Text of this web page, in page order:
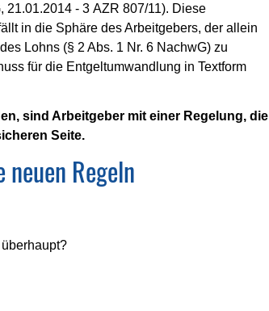
21.01.2014 - 3 AZR 807/11). Diese
in die Sphäre des Arbeitgebers, der allein
Lohns (§ 2 Abs. 1 Nr. 6 NachwG) zu
für die Entgeltumwandlung in Textform
sind Arbeitgeber mit einer Regelung, die
Seite.
Regeln